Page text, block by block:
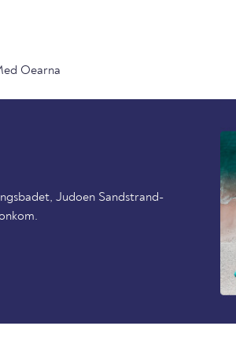
Oearna
Judoen Sandstrand-